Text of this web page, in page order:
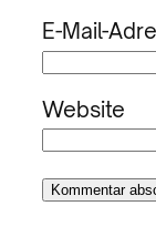
E-Mail-
Website